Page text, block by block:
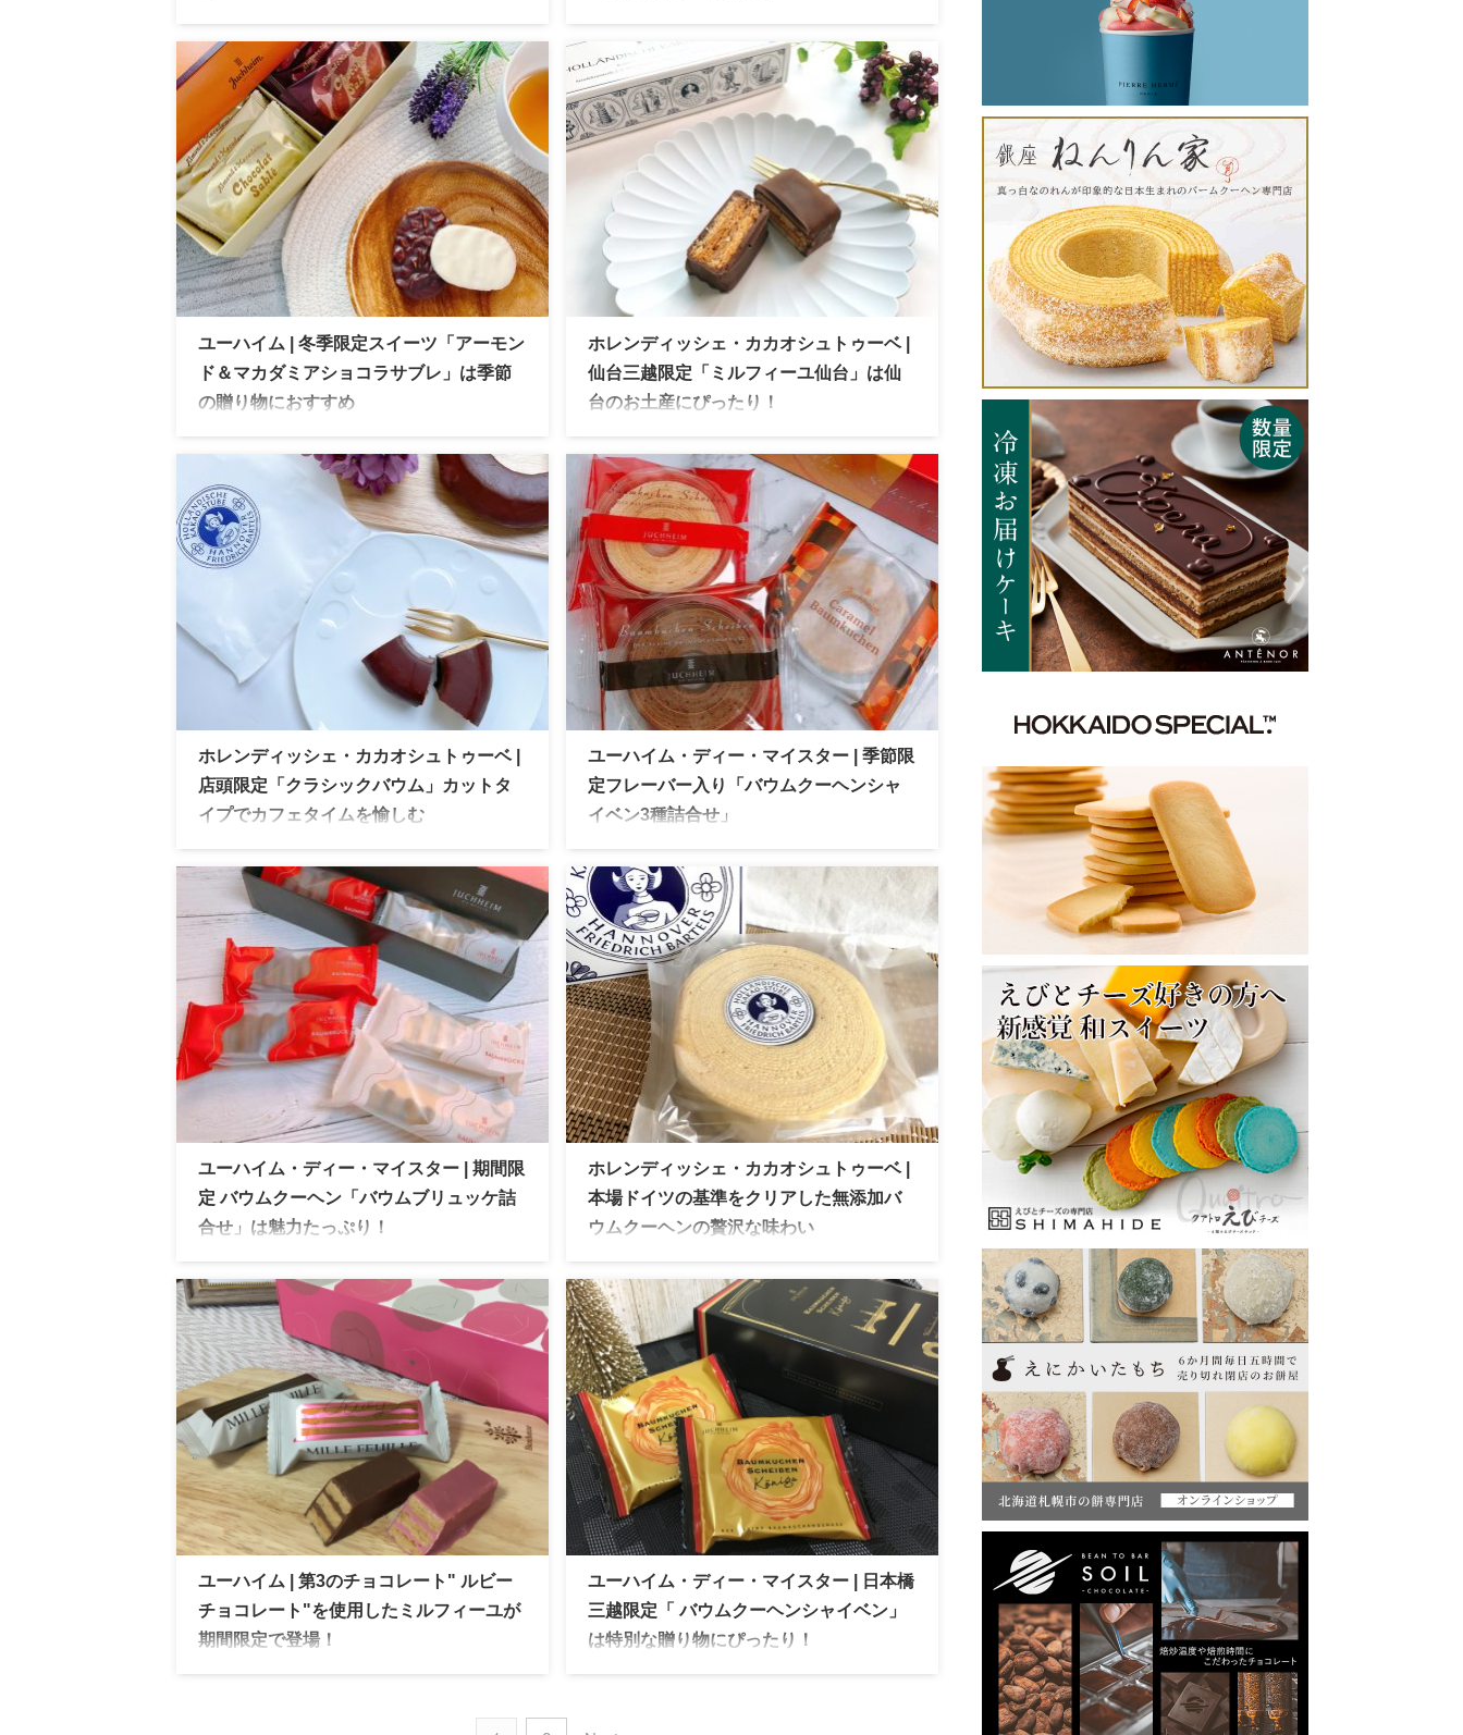
ート2種詰合せ」を実食レビュー。かわいいBOX
入りでプレゼントにもぴったり。食べやすいサ
イズとマジパンのしっとり食感を詳しく紹介し
ます。
妹ブランド。気軽に立ち寄れるバウムクーヘン
専門店として話題のブランドです。ほぼ無添加
の素材にこだわったふわふわ生地のバウムクー
ヘンはケーキのような柔らかさとしっとり感が
特徴。
ユーハイム | 冬季限定スイーツ「アーモン
ド＆マカダミアショコラサブレ」は季節
の贈り物におすすめ
カダミアショコラサブレ」をご紹介。香ばしい
ナッツと濃厚チョコレートの組み合わせが楽し
める贅沢な一品です。
ホレンディッシェ・カカオシュトゥーベ |
仙台三越限定「ミルフィーユ仙台」は仙
台のお土産にぴったり！
の由緒ある伝統菓子ブランドで三越伊勢丹グル
ープにのみ店舗を構えています。仙台三越限定
のミルフィーユは仙台みやげにぴったり！
ホレンディッシェ・カカオシュトゥーベ |
店頭限定「クラシックバウム」カットタ
イプでカフェタイムを愉しむ
定「クラシックバウム」カットタイプで、贅沢
なカフェタイムを楽しみました。
ユーハイム・ディー・マイスター | 季節限
定フレーバー入り「バウムクーヘンシャ
イベン3種詰合せ」
プルフレーバー入りの個包装バウム「バウムク
ーヘンシャイベン」を秋の贈り物にしてみませ
んか？
ユーハイム・ディー・マイスター | 期間限
定 バウムクーヘン「バウムブリュッケ詰
合せ」は魅力たっぷり！
ウムブリュッケ」。チョコレートコーティング
の贅沢仕様で冬の手土産や贈り物にもぴった
り！
ホレンディッシェ・カカオシュトゥーベ |
本場ドイツの基準をクリアした無添加バ
ウムクーヘンの贅沢な味わい
ドイツの基準をクリアした本場のバウムクーヘ
ン。三越伊勢丹限定ブランドとして人気の高
い、贈り物や帰省みやげにもおすすめのスイー
ツです。
ユーハイム | 第3のチョコレート" ルビー
チョコレート"を使用したミルフィーユが
期間限定で登場！
ユーハイム・ディー・マイスター | 日本橋
三越限定「 バウムクーヘンシャイベン」
は特別な贈り物にぴったり！